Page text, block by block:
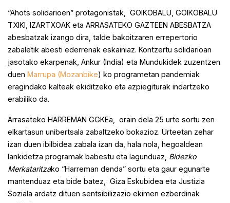
“Ahots solidarioen” protagonistak, GOIKOBALU, GOIKOBALU
TXIKI, IZARTXOAK eta ARRASATEKO GAZTEEN ABESBATZA
abesbatzak izango dira, talde bakoitzaren errepertorio
zabaletik abesti ederrenak eskainiaz. Kontzertu solidarioan
jasotako ekarpenak, Ankur (India) eta Mundukidek zuzentzen
duen Marrupa (Mozanbike) ko programetan pandemiak
eragindako kalteak ekiditzeko eta azpiegiturak indartzeko
erabiliko da.
Arrasateko HARREMAN GGKEa, orain dela 25 urte sortu zen
elkartasun unibertsala zabaltzeko bokazioz. Urteetan zehar
izan duen ibilbidea zabala izan da, hala nola, hegoaldean
lankidetza programak babestu eta lagunduaz, Bidezko
Merkataritzako “Harreman denda” sortu eta gaur egunarte
mantenduaz eta bide batez, Giza Eskubidea eta Justizia
Soziala ardatz dituen sentsibilizazio ekimen ezberdinak